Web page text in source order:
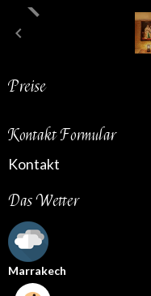
Preise
Kontakt Formular
Kontakt
Das Wetter
Marrakech